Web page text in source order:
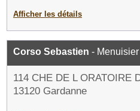
Afficher les détails
Corso Sebastien - Menuisier
114 CHE DE L ORATOIRE
13120 Gardanne